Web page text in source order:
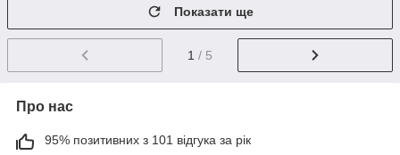
Показати ще
1 / 5
Про нас
95% позитивних з 101 відгука за рік